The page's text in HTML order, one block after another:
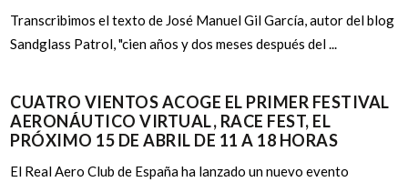
Transcribimos el texto de José Manuel Gil García, autor del blog
Sandglass Patrol, "cien años y dos meses después del ...
CUATRO VIENTOS ACOGE EL PRIMER FESTIVAL
AERONÁUTICO VIRTUAL, RACE FEST, EL
PRÓXIMO 15 DE ABRIL DE 11 A 18 HORAS
El Real Aero Club de España ha lanzado un nuevo evento